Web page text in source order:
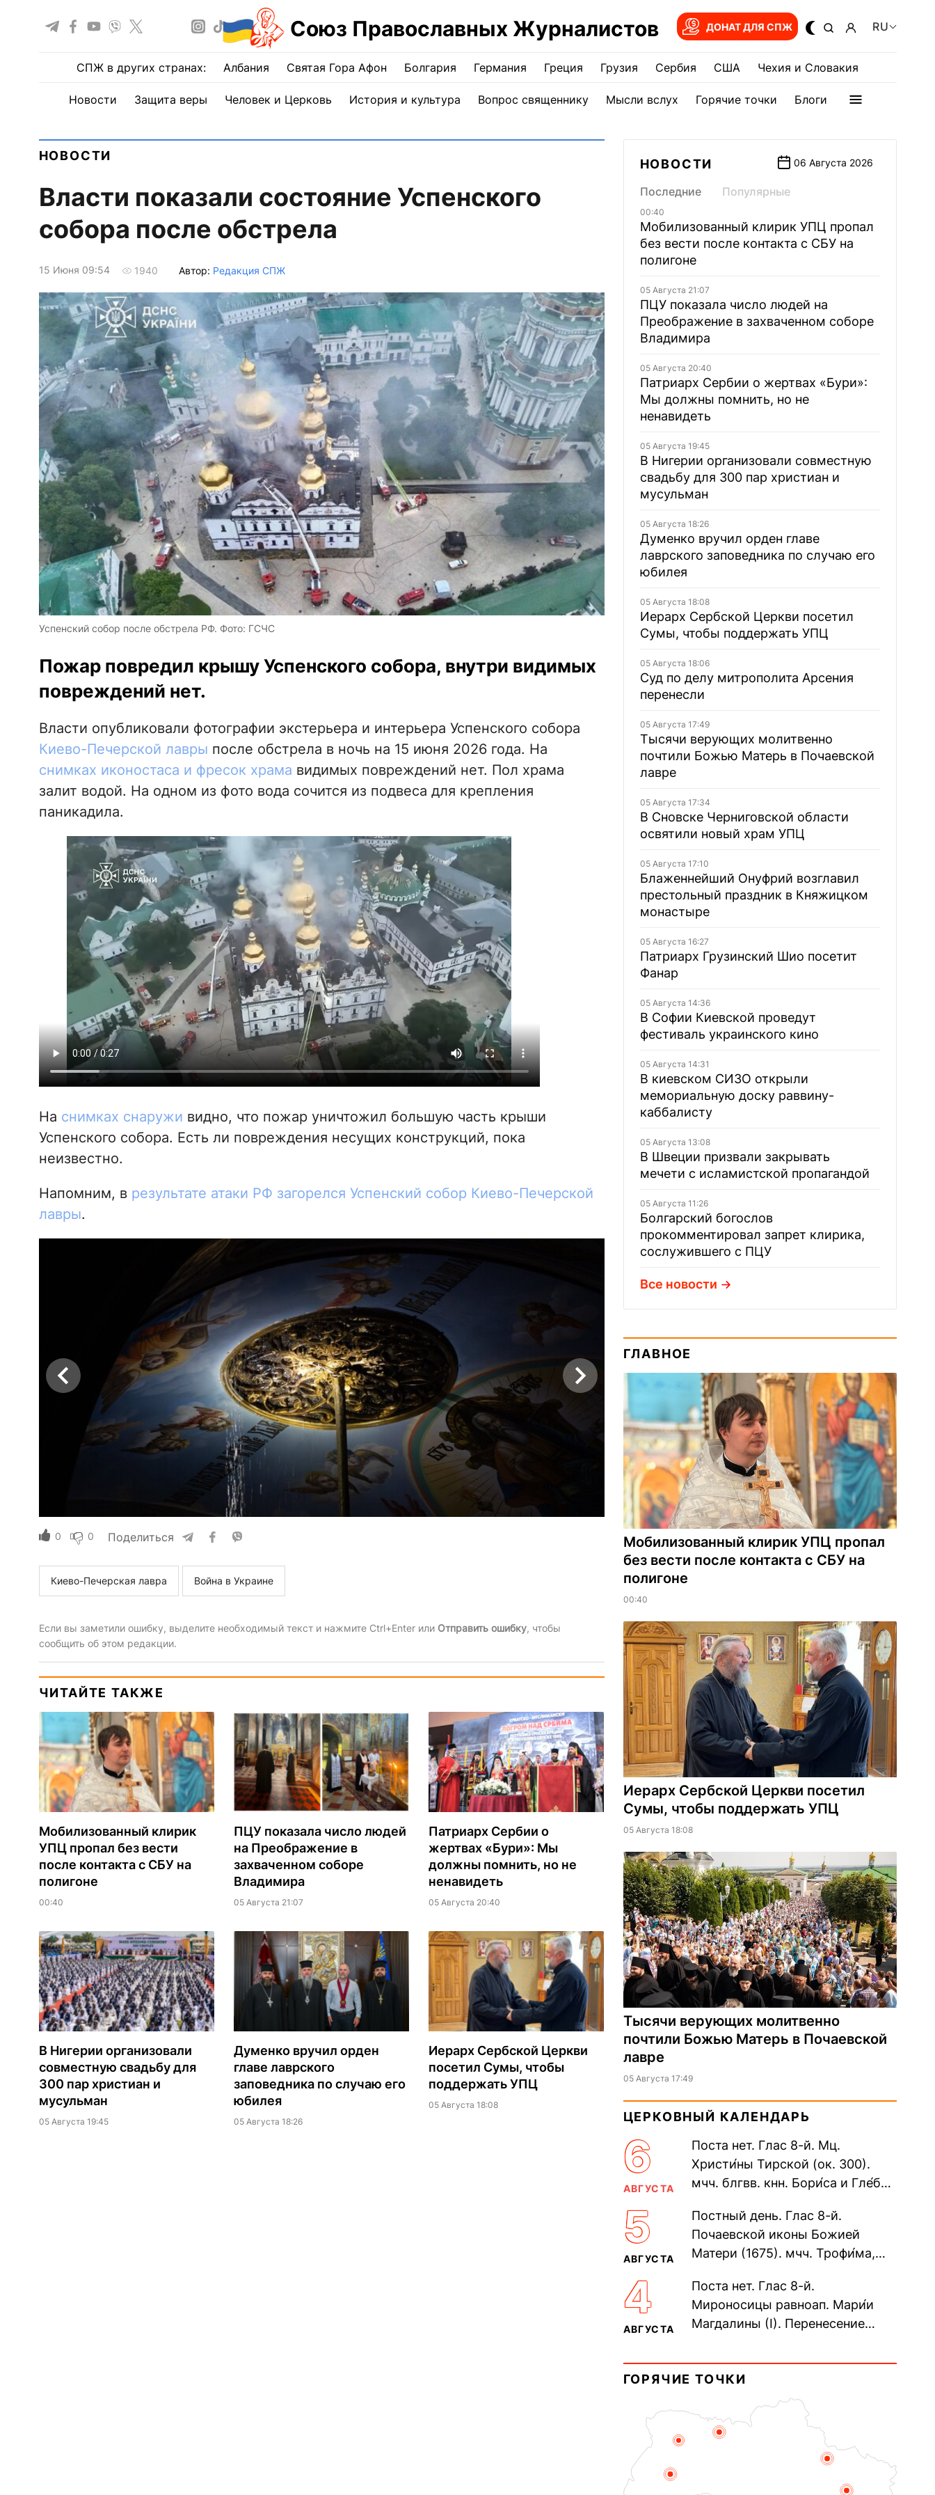
Союз Православных Журналистов ДОНАТ ДЛЯ СПЖ RU
СПЖ в других странах: Албания Святая Гора Афон Болгария Германия Греция Грузия Сербия США Чехия и Словакия
Новости Защита веры Человек и Церковь История и культура Вопрос священнику Мысли вслух Горячие точки Блоги
НОВОСТИ
Власти показали состояние Успенского
собора после обстрела
15 Июня 09:54 1940 Автор: Редакция СПЖ
Успенский собор после обстрела РФ. Фото: ГСЧС
Пожар повредил крышу Успенского собора, внутри видимых
повреждений нет.
Власти опубликовали фотографии экстерьера и интерьера Успенского собора
Киево-Печерской лавры после обстрела в ночь на 15 июня 2026 года. На
снимках иконостаса и фресок храма видимых повреждений нет. Пол храма
залит водой. На одном из фото вода сочится из подвеса для крепления
паникадила.
На снимках снаружи видно, что пожар уничтожил большую часть крыши
Успенского собора. Есть ли повреждения несущих конструкций, пока
неизвестно.
Напомним, в результате атаки РФ загорелся Успенский собор Киево-Печерской
лавры.
0 0 Поделиться
Киево-Печерская лавра Война в Украине
Если вы заметили ошибку, выделите необходимый текст и нажмите Ctrl+Enter или Отправить ошибку, чтобы
сообщить об этом редакции.
ЧИТАЙТЕ ТАКЖЕ
Мобилизованный клирик
УПЦ пропал без вести
после контакта с СБУ на
полигоне
00:40
ПЦУ показала число людей
на Преображение в
захваченном соборе
Владимира
05 Августа 21:07
Патриарх Сербии о
жертвах «Бури»: Мы
должны помнить, но не
ненавидеть
05 Августа 20:40
В Нигерии организовали
совместную свадьбу для
300 пар христиан и
мусульман
05 Августа 19:45
Думенко вручил орден
главе лаврского
заповедника по случаю его
юбилея
05 Августа 18:26
Иерарх Сербской Церкви
посетил Сумы, чтобы
поддержать УПЦ
05 Августа 18:08
НОВОСТИ 06 Августа 2026
Последние Популярные
00:40
Мобилизованный клирик УПЦ пропал
без вести после контакта с СБУ на
полигоне
05 Августа 21:07
ПЦУ показала число людей на
Преображение в захваченном соборе
Владимира
05 Августа 20:40
Патриарх Сербии о жертвах «Бури»:
Мы должны помнить, но не
ненавидеть
05 Августа 19:45
В Нигерии организовали совместную
свадьбу для 300 пар христиан и
мусульман
05 Августа 18:26
Думенко вручил орден главе
лаврского заповедника по случаю его
юбилея
05 Августа 18:08
Иерарх Сербской Церкви посетил
Сумы, чтобы поддержать УПЦ
05 Августа 18:06
Суд по делу митрополита Арсения
перенесли
05 Августа 17:49
Тысячи верующих молитвенно
почтили Божью Матерь в Почаевской
лавре
05 Августа 17:34
В Сновске Черниговской области
освятили новый храм УПЦ
05 Августа 17:10
Блаженнейший Онуфрий возглавил
престольный праздник в Княжицком
монастыре
05 Августа 16:27
Патриарх Грузинский Шио посетит
Фанар
05 Августа 14:36
В Софии Киевской проведут
фестиваль украинского кино
05 Августа 14:31
В киевском СИЗО открыли
мемориальную доску раввину-
каббалисту
05 Августа 13:08
В Швеции призвали закрывать
мечети с исламистской пропагандой
05 Августа 11:26
Болгарский богослов
прокомментировал запрет клирика,
сослужившего с ПЦУ
Все новости
ГЛАВНОЕ
Мобилизованный клирик УПЦ пропал
без вести после контакта с СБУ на
полигоне
00:40
Иерарх Сербской Церкви посетил
Сумы, чтобы поддержать УПЦ
05 Августа 18:08
Тысячи верующих молитвенно
почтили Божью Матерь в Почаевской
лавре
05 Августа 17:49
ЦЕРКОВНЫЙ КАЛЕНДАРЬ
6
АВГУСТА
Поста нет. Глас 8-й. Мц.
Христи́ны Тирской (ок. 300).
мчч. блгвв. кнн. Бори́са и Гле́ба,
Дави́да (1015). Прп....
5
АВГУСТА
Постный день. Глас 8-й.
Почаевской иконы Божией
Матери (1675). мчч. Трофи́ма,
мучеников (284–305). прав.
воина Фео́дора...
4
АВГУСТА
Поста нет. Глас 8-й.
Мироносицы равноап. Мари́и
Магдалины (I). Перенесение
Синопского (403–404). Прп.
Корни́лия...
ГОРЯЧИЕ ТОЧКИ